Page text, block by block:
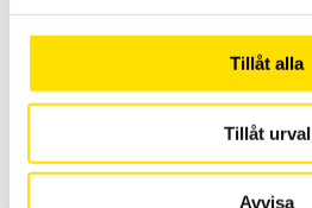
Tillåt alla
Tillåt urval
Avvisa